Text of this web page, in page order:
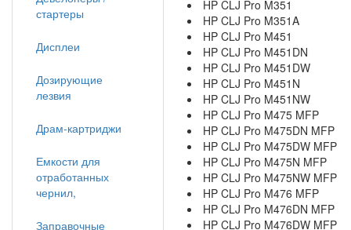
HP CLJ Pro M351
HP CLJ Pro M351A
HP CLJ Pro M451
HP CLJ Pro M451DN
HP CLJ Pro M451DW
HP CLJ Pro M451N
HP CLJ Pro M451NW
HP CLJ Pro M475 MFP
HP CLJ Pro M475DN MFP
HP CLJ Pro M475DW MFP
HP CLJ Pro M475N MFP
HP CLJ Pro M475NW MFP
HP CLJ Pro M476 MFP
HP CLJ Pro M476DN MFP
HP CLJ Pro M476DW MFP
стартеры
Дисплеи
Дозирующие
лезвия
Драм-картриджи
Емкости для
отработанных
чернил,
Заправочные